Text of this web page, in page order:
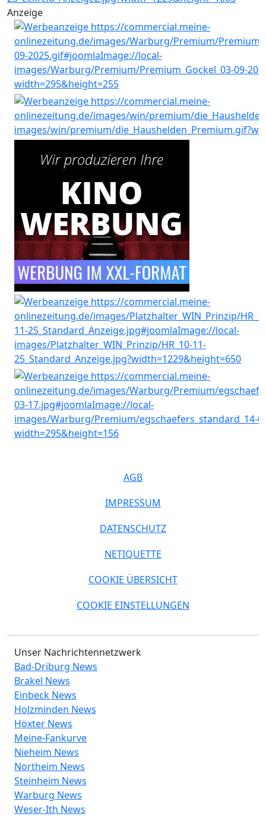
Anzeige
AGB
IMPRESSUM
DATENSCHUTZ
NETIQUETTE
COOKIE ÜBERSICHT
COOKIE EINSTELLUNGEN
Unser Nachrichtennetzwerk
Bad-Driburg News
Brakel News
Einbeck News
Holzminden News
Höxter News
Meine-Fankurve
Nieheim News
Northeim News
Steinheim News
Warburg News
Weser-Ith News